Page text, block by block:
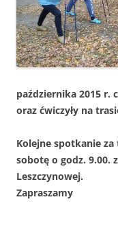
października 2015 r.
oraz ćwiczyły na
Kolejne spotkanie
sobotę o godz. 9.00.
Leszczynowej.
Zapraszamy